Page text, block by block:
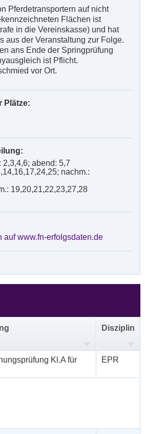
Pferdetransportern auf nicht
Flächen ist
in die Vereinskasse) und hat
aus der Veranstaltung zur Folge.
ans Ende der Springprüfung
ist Pflicht.
vor Ort.
Plätze:
2,3,4,6; abend: 5,7
nachm.:
19,20,21,22,23,27,28
auf www.fn-erfolgsdaten.de
Disziplin
Kl.A für EPR